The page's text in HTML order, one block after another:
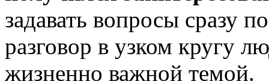
задавать вопросы сразу
разговор в узком кругу
жизненно важной темой.